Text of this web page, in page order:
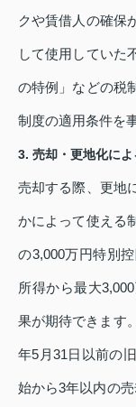
クや賃借人の確保
して使用していた
の特例」などの税
制度の適用条件を
3. 売却・更地化に
売却する際、更地
かによって使える
の3,000万円特別
所得から最大
果が期待できます
年5月31日以前の
始から3年以内の